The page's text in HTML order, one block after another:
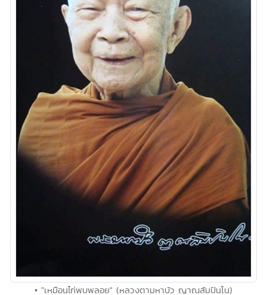
• "เหมือนไก่พบพลอย" (หลวงตามหาบัว ญาณสัมปันโน)